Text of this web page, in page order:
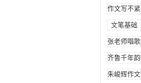
作文写不紧
文笔基础
张老师唱歌
齐鲁千年韵
朱峻辉作文